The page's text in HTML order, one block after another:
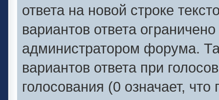
ответа на новой строке
вариантов ответа
администратором форума.
вариантов ответа при
голосования (0 означает,